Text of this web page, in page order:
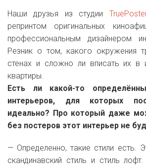
Наши друзья из студии
репринтом оригинальных
профессиональным дизайнером
Резник о том, какого окружения
стенах и сложно ли вписать их в
квартиры.
Есть ли какой-то
интерьеров, для которых
идеально? Про который даже
без постеров этот интерьер не
— Определенно, такие стили есть.
скандинавский стиль и стиль